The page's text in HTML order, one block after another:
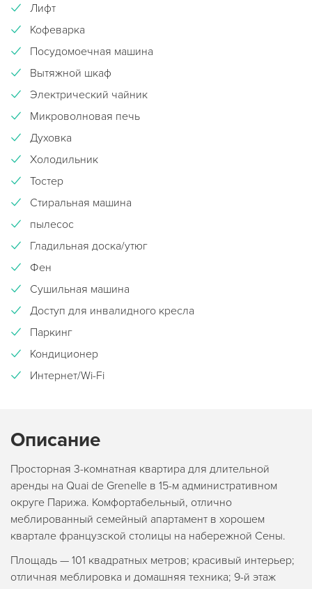
Лифт
Кофеварка
Посудомоечная машина
Вытяжной шкаф
Электрический чайник
Микроволновая печь
Духовка
Холодильник
Тостер
Стиральная машина
пылесос
Гладильная доска/утюг
Фен
Сушильная машина
Доступ для инвалидного кресла
Паркинг
Кондиционер
Интернет/Wi-Fi
Описание
Просторная 3-комнатная квартира для длительной
аренды на Quai de Grenelle в 15-м административном
округе Парижа. Комфортабельный, отлично
меблированный семейный апартамент в хорошем
квартале французской столицы на набережной Сены.
Площадь — 101 квадратных метров; красивый интерьер;
отличная меблировка и домашняя техника; 9-й этаж